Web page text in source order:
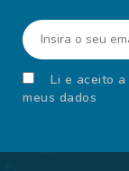
Li e aceito a
meus dados